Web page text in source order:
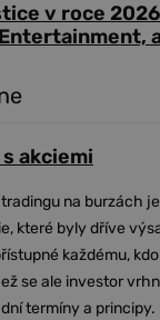
v roce
akciemi
na burzách
které byly dříve
každému,
se ale investor
termíny a principy.